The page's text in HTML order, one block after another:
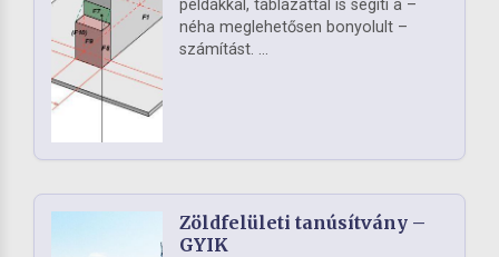
példákkal, táblázattal is segíti a –
néha meglehetősen bonyolult –
számítást. ...
Zöldfelületi tanúsítvány –
GYIK